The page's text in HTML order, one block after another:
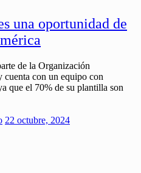
una oportunidad de
de la Organización
con un equipo con
que el 70% de su plantilla son
22 octubre, 2024